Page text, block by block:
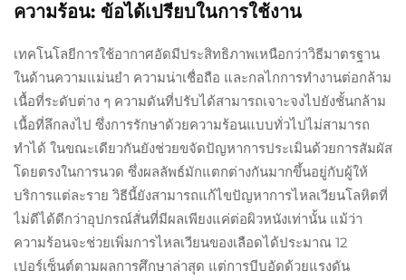
ความร้อน: ข้อได้เปรียบในการใช้งาน
เทคโนโลยีการใช้อากาศอัดมีประสิทธิภาพเหนือกว่าวิธีมาตรฐาน
ในด้านความแม่นยำ ความน่าเชื่อถือ และกลไกการทำงานต่อกล้าม
เนื้อที่ระดับต่าง ๆ ความดันที่ปรับได้สามารถเจาะจงไปยังชั้นกล้าม
เนื้อที่ลึกลงไป ซึ่งการรักษาด้วยความร้อนแบบทั่วไปไม่สามารถ
ทำได้ ในขณะเดียวกันยังช่วยขจัดปัญหาการประเมินด้วยการสัมผัส
โดยตรงในการนวด ซึ่งผลลัพธ์มักแตกต่างกันมากขึ้นอยู่กับผู้ให้
บริการแต่ละราย วิธีนี้ยังสามารถแก้ไขปัญหาการไหลเวียนโลหิตที่
ไม่ดีได้ดีกว่าอุปกรณ์สั่นที่มีผลเพียงแค่ต่อผิวหนังเท่านั้น แม้ว่า
ความร้อนจะช่วยเพิ่มการไหลเวียนของเลือดได้ประมาณ 12
เปอร์เซ็นต์ตามผลการศึกษาล่าสุด แต่การบีบอัดด้วยแรงดัน